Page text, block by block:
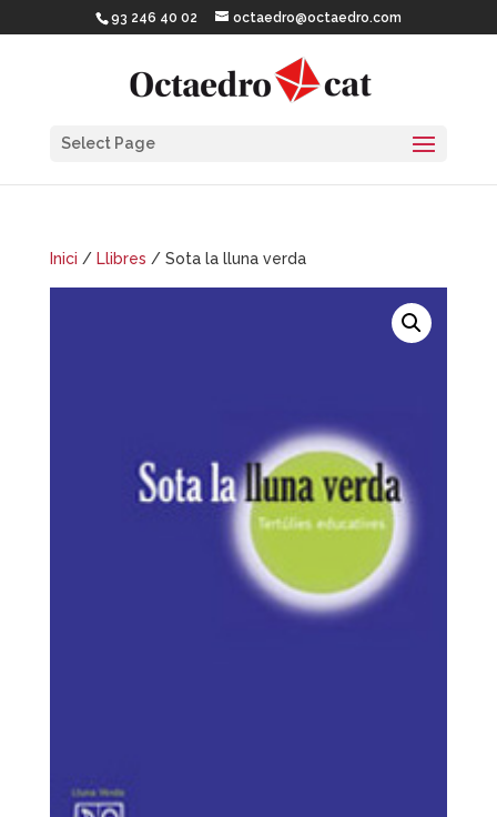
93 246 40 02 octaedro@octaedro.com
Select Page
Inici / Llibres / Sota la lluna verda